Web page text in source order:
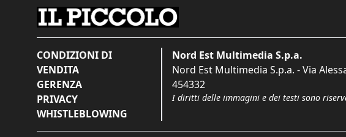
CONDIZIONI DI
VENDITA
GERENZA
PRIVACY
WHISTLEBLOWING
Nord Est Multimedia S.p.a.
Nord Est Multimedia S.p.a. - Via
454332
I diritti delle immagini e dei testi sono